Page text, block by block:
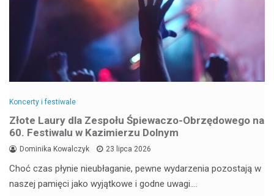
Koncerty i festiwale
Złote Laury dla Zespołu Śpiewaczo-Obrzędowego na
60. Festiwalu w Kazimierzu Dolnym
Dominika Kowalczyk 23 lipca 2026
Choć czas płynie nieubłaganie, pewne wydarzenia pozostają w
naszej pamięci jako wyjątkowe i godne uwagi.…